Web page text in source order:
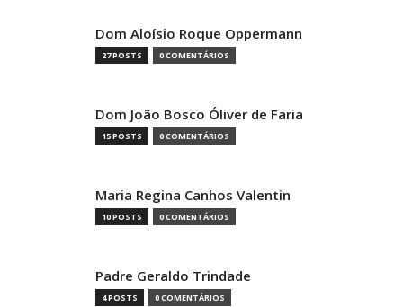
Dom Aloísio Roque Oppermann
27 POSTS 0 COMENTÁRIOS
Dom João Bosco Óliver de Faria
15 POSTS 0 COMENTÁRIOS
Maria Regina Canhos Valentin
10 POSTS 0 COMENTÁRIOS
Padre Geraldo Trindade
4 POSTS 0 COMENTÁRIOS